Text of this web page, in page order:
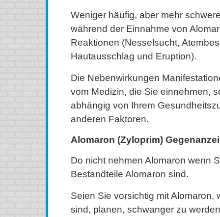
Weniger häufig, aber mehr
während der Einnahme von
Reaktionen (Nesselsucht,
Hautausschlag und Eruption).
Die Nebenwirkungen
vom Medizin, die Sie einnehmen,
abhängig von Ihrem
anderen Faktoren.
Alomaron (Zyloprim)
Do nicht nehmen Alomaron wenn
Bestandteile Alomaron sind.
Seien Sie vorsichtig mit Alomaron,
sind, planen, schwanger zu